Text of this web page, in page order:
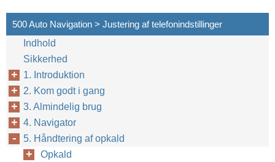
500 Auto Navigation > Justering af telefonindstillinger
Indhold
Sikkerhed
1. Introduktion
2. Kom godt i gang
3. Almindelig brug
4. Navigator
5. Håndtering af opkald
Opkald